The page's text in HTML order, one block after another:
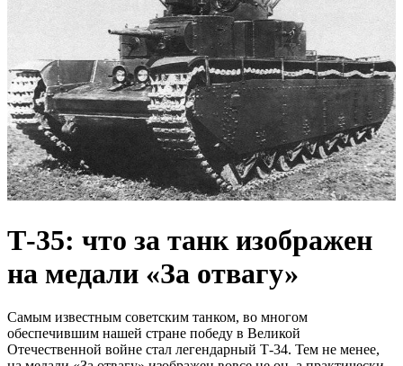
Т-35: что за танк изображен
на медали «За отвагу»
Самым известным советским танком, во многом
обеспечившим нашей стране победу в Великой
Отечественной войне стал легендарный Т-34. Тем не менее,